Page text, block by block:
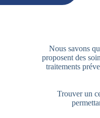
Nous savons
proposent des
traitements
Trouver un